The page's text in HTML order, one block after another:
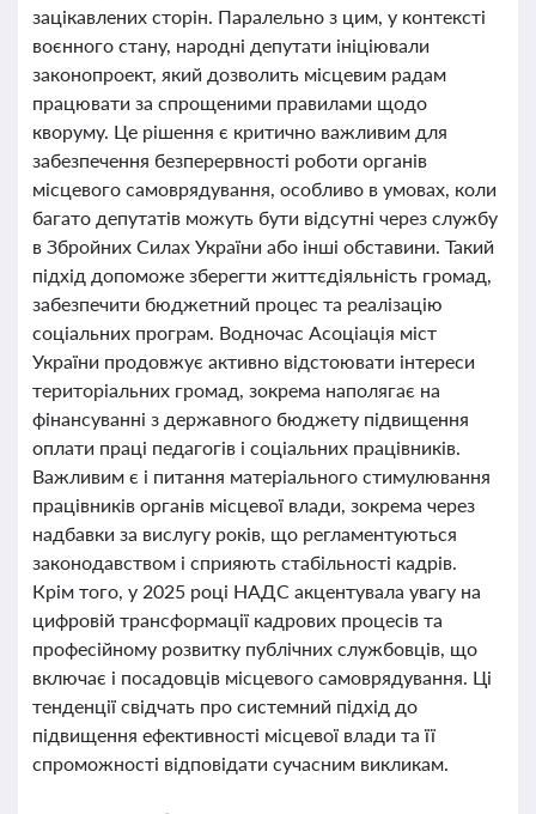
зацікавлених сторін. Паралельно з цим, у контексті
воєнного стану, народні депутати ініціювали
законопроект, який дозволить місцевим радам
працювати за спрощеними правилами щодо
кворуму. Це рішення є критично важливим для
забезпечення безперервності роботи органів
місцевого самоврядування, особливо в умовах, коли
багато депутатів можуть бути відсутні через службу
в Збройних Силах України або інші обставини. Такий
підхід допоможе зберегти життєдіяльність громад,
забезпечити бюджетний процес та реалізацію
соціальних програм. Водночас Асоціація міст
України продовжує активно відстоювати інтереси
територіальних громад, зокрема наполягає на
фінансуванні з державного бюджету підвищення
оплати праці педагогів і соціальних працівників.
Важливим є і питання матеріального стимулювання
працівників органів місцевої влади, зокрема через
надбавки за вислугу років, що регламентуються
законодавством і сприяють стабільності кадрів.
Крім того, у 2025 році НАДС акцентувала увагу на
цифровій трансформації кадрових процесів та
професійному розвитку публічних службовців, що
включає і посадовців місцевого самоврядування. Ці
тенденції свідчать про системний підхід до
підвищення ефективності місцевої влади та її
спроможності відповідати сучасним викликам.